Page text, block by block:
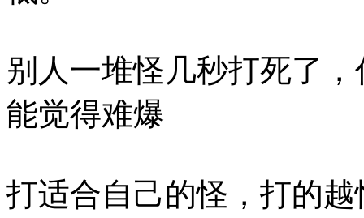
别人一堆怪几秒打死了
能觉得难爆
打适合自己的怪